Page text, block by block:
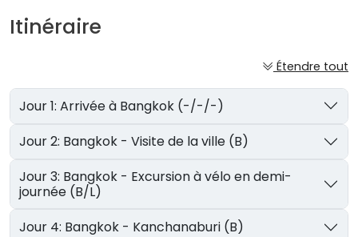
Itinéraire
Étendre tout
Jour 1: Arrivée à Bangkok (-/-/-)
Jour 2: Bangkok - Visite de la ville (B)
Jour 3: Bangkok - Excursion à vélo en demi-
journée (B/L)
Jour 4: Bangkok - Kanchanaburi (B)